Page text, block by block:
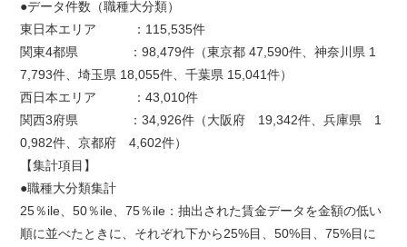
●データ件数（職種大分類）
東日本エリア ：115,535件
関東4都県 ：98,479件（東京都 47,590件、神奈川県 1
7,793件、埼玉県 18,055件、千葉県 15,041件）
西日本エリア ：43,010件
関西3府県 ：34,926件（大阪府 19,342件、兵庫県 1
0,982件、京都府 4,602件）
【集計項目】
●職種大分類集計
25％ile、50％ile、75％ile：抽出された賃金データを金額の低い
順に並べたときに、それぞれ下から25%目、50%目、75%目に